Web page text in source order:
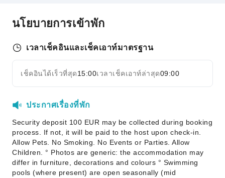
นโยบายการเข้าพัก
เวลาเช็คอินและเช็คเอาท์มาตรฐาน
เช็คอินได้เร็วที่สุด15:00เวลาเช็คเอาท์ล่าสุด09:00
ประกาศเรื่องที่พัก
Security deposit 100 EUR may be collected during booking
process. If not, it will be paid to the host upon check-in.
Allow Pets. No Smoking. No Events or Parties. Allow
Children. ° Photos are generic: the accommodation may
differ in furniture, decorations and colours ° Swimming
pools (where present) are open seasonally (mid